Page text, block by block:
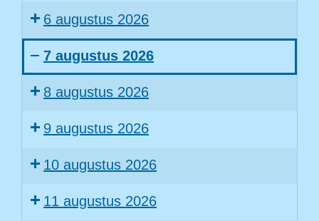
6 augustus 2026
7 augustus 2026
Zomervakantie
8 augustus 2026
9 augustus 2026
10 augustus 2026
11 augustus 2026